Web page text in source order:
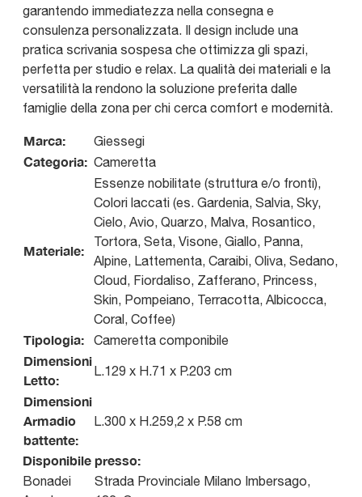
garantendo immediatezza nella consegna e
consulenza personalizzata. Il design include una
pratica scrivania sospesa che ottimizza gli spazi,
perfetta per studio e relax. La qualità dei materiali e la
versatilità la rendono la soluzione preferita dalle
famiglie della zona per chi cerca comfort e modernità.
Marca: Giessegi
Categoria: Cameretta
Materiale:
Essenze nobilitate (struttura e/o fronti),
Colori laccati (es. Gardenia, Salvia, Sky,
Cielo, Avio, Quarzo, Malva, Rosantico,
Tortora, Seta, Visone, Giallo, Panna,
Alpine, Lattementa, Caraibi, Oliva, Sedano,
Cloud, Fiordaliso, Zafferano, Princess,
Skin, Pompeiano, Terracotta, Albicocca,
Coral, Coffee)
Tipologia: Cameretta componibile
Dimensioni
Letto:
L.129 x H.71 x P.203 cm
Dimensioni
Armadio
battente:
L.300 x H.259,2 x P.58 cm
Disponibile presso:
Bonadei
Strada Provinciale Milano Imbersago,